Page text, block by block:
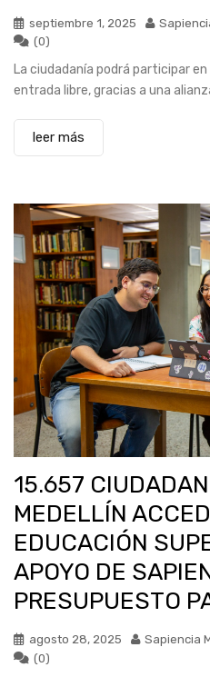
septiembre 1, 2025
(0)
La ciudadanía podrá participar
entrada libre, gracias a una
leer más
15.657
MEDELLÍN
EDUCACIÓN
APOYO DE
PRESUPUESTO
agosto 28, 2025 Sapiencia
(0)